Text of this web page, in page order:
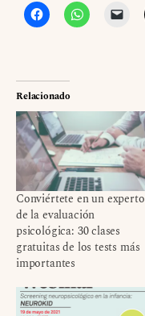
Relacionado
Conviértete en un experto
de la evaluación
psicológica: 30 clases
gratuitas de los tests más
importantes